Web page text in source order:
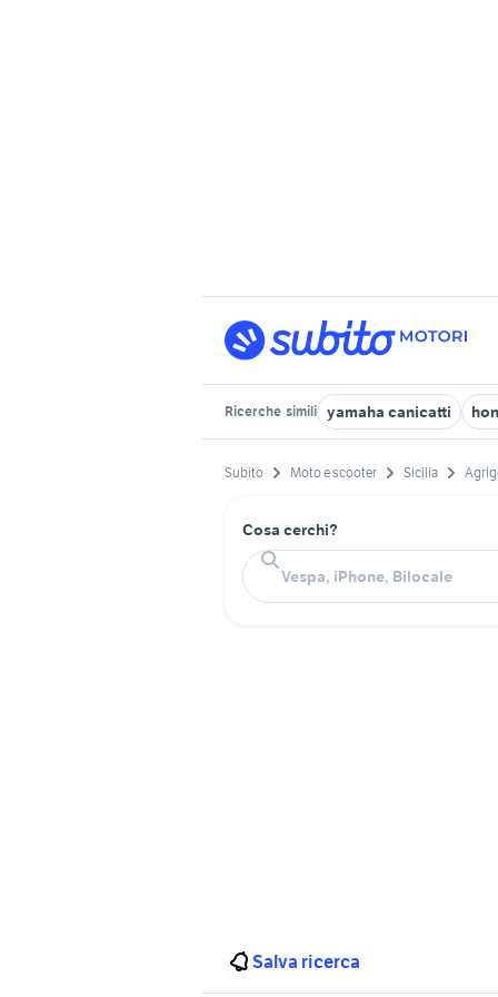
Ricerche simili yamaha canicatti
Subito Moto e scooter Sicilia
Cosa cerchi?
Salva ricerca